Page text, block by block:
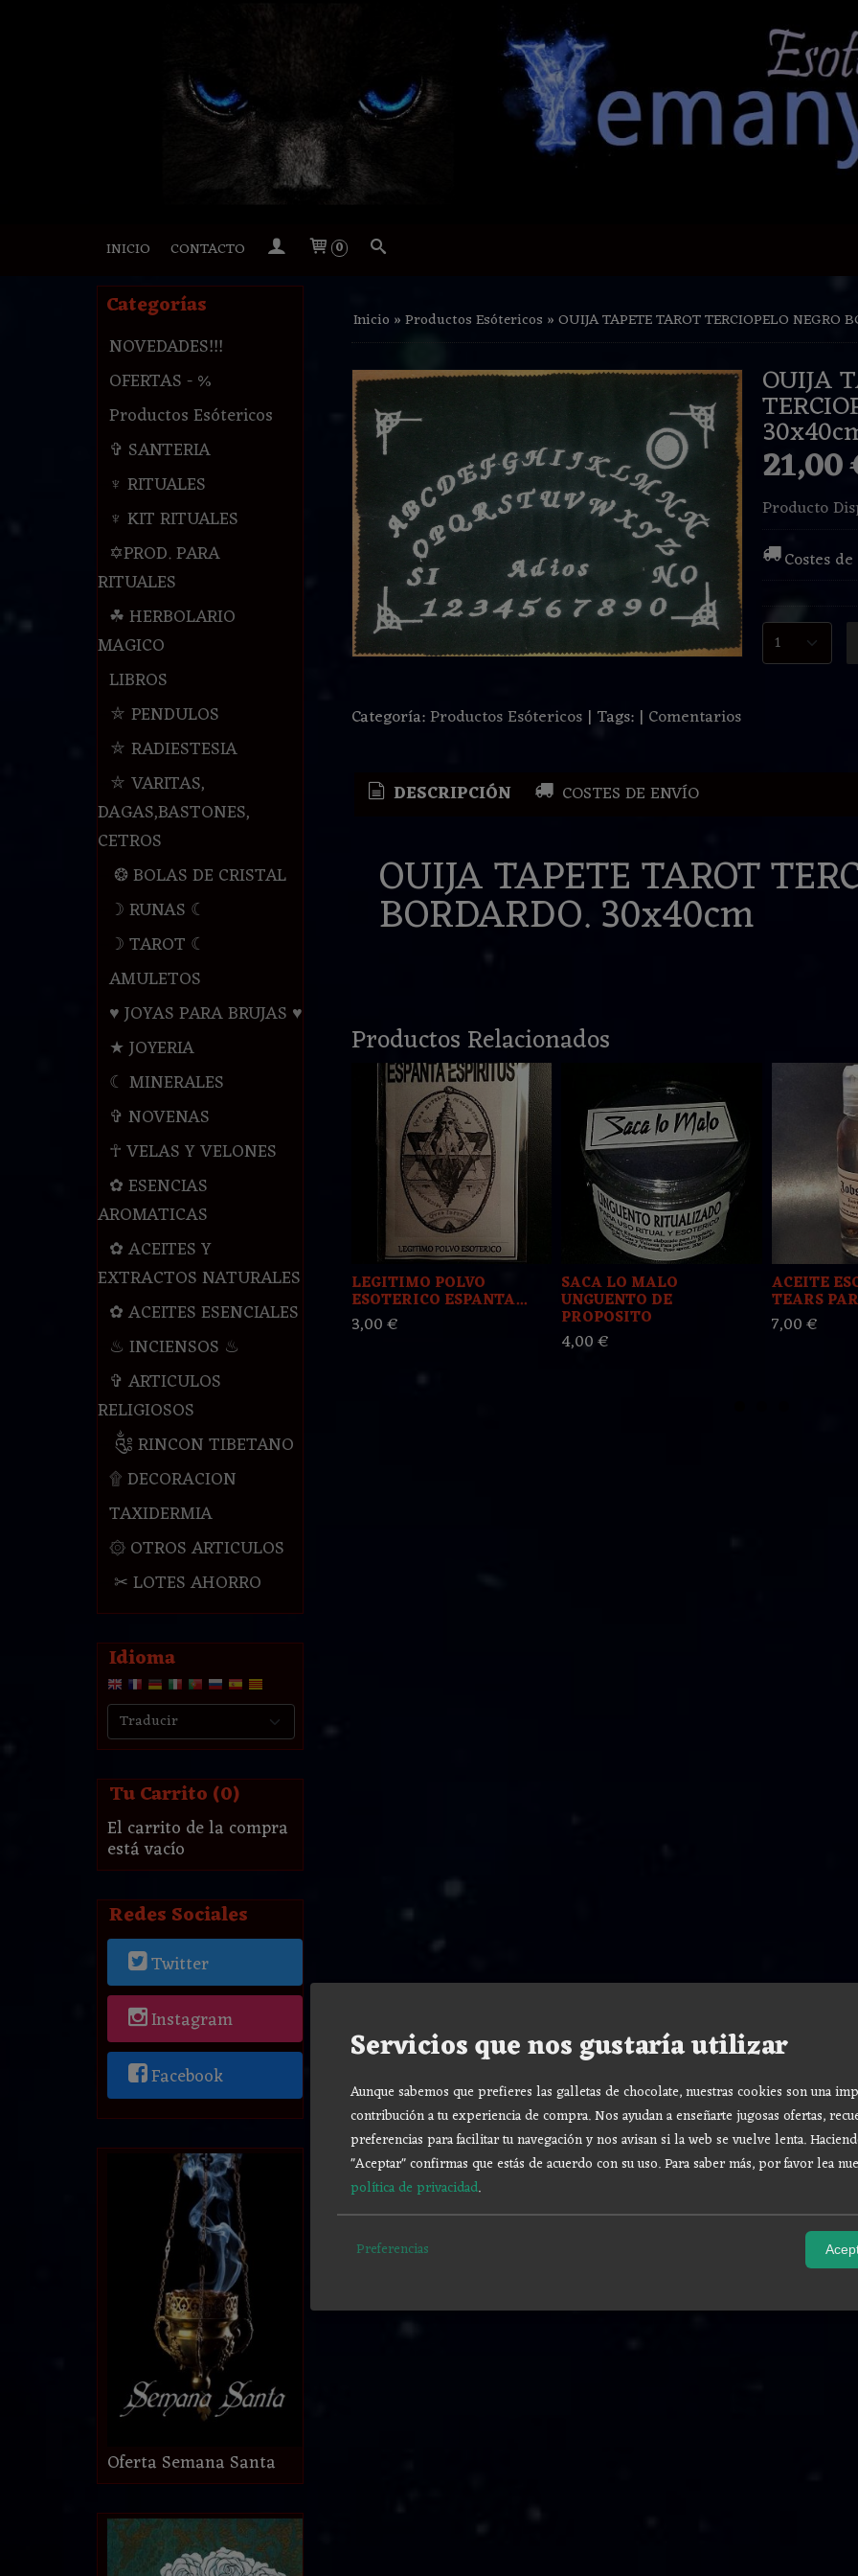
INICIO CONTACTO 0
Categorías
NOVEDADES!!!
OFERTAS - %
Productos Esótericos
✞ SANTERIA
♆ RITUALES
♆ KIT RITUALES
✡PROD. PARA
RITUALES
☘ HERBOLARIO
MAGICO
LIBROS
⛤ PENDULOS
⛤ RADIESTESIA
⛤ VARITAS,
DAGAS,BASTONES,
CETROS
❂ BOLAS DE CRISTAL
☽ RUNAS ☾
☽ TAROT ☾
AMULETOS
♥ JOYAS PARA BRUJAS ♥
★ JOYERIA
☾ MINERALES
✞ NOVENAS
☥ VELAS Y VELONES
✿ ESENCIAS
AROMATICAS
✿ ACEITES Y
EXTRACTOS NATURALES
✿ ACEITES ESENCIALES
♨ INCIENSOS ♨
✞ ARTICULOS
RELIGIOSOS
༃ RINCON TIBETANO
۩ DECORACION
TAXIDERMIA
۞ OTROS ARTICULOS
✂ LOTES AHORRO
Idioma
Tu Carrito (0)
El carrito de la compra
está vacío
Redes Sociales
Twitter
Instagram
Facebook
Oferta Semana Santa
Inicio »Productos Esótericos »OUIJA TAPETE TAROT TERCIOPELO NEGRO
OUIJA
21,00
Producto
Costes
Categoría:Productos Esótericos| Tags: | Comentarios
DESCRIPCIÓN COSTES DE ENVÍO
OUIJA TAPETE TAROT
BORDARDO. 30x40cm
Productos Relacionados
LEGITIMO POLVO
ESOTERICO ESPANTA...
3,00 €
SACA LO MALO
UNGUENTO DE
PROPOSITO
4,00 €
ACEITE
TEARS
7,00 €
Servicios que nos gustaría utilizar
Aunque sabemos que prefieres las galletas de chocolate, nuestras cookies son una
contribución a tu experiencia de compra. Nos ayudan a enseñarte jugosas ofertas,
preferencias para facilitar tu navegación y nos avisan si la web se vuelve lenta.
"Aceptar" confirmas que estás de acuerdo con su uso.Para saber más, por favor lea
política de privacidad.
Preferencias